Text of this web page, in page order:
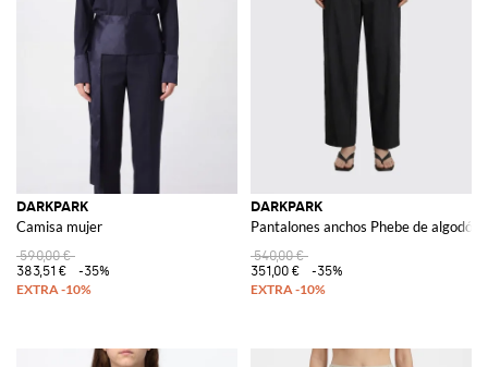
DARKPARK
Camisa mujer
590,00 €
383,51 €
-35%
DARKPARK
Pantalones anchos Phebe de algodón
540,00 €
351,00 €
-35%